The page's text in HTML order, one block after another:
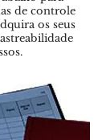
de controle
os seus